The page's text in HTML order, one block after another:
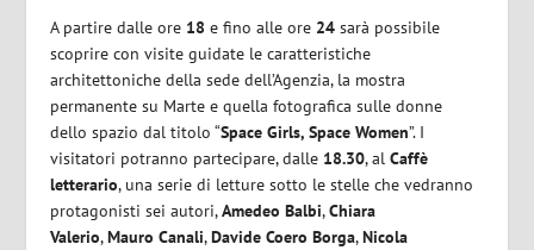
A partire dalle ore 18 e fino alle ore 24 sarà possibile
scoprire con visite guidate le caratteristiche
architettoniche della sede dell’Agenzia, la mostra
permanente su Marte e quella fotografica sulle donne
dello spazio dal titolo “Space Girls, Space Women”. I
visitatori potranno partecipare, dalle 18.30, alCaffè
letterario, una serie di letture sotto le stelle che vedranno
protagonisti sei autori,Amedeo Balbi,Chiara
Valerio,Mauro Canali,Davide Coero Borga,Nicola